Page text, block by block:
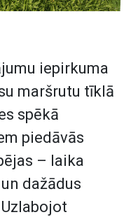
iepirkuma
maršrutu tīklā
spēkā
piedāvās
– laika
dažādus